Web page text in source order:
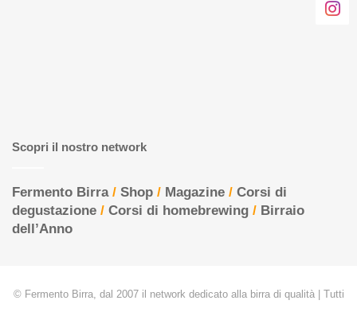
Scopri il nostro network
Fermento Birra/ Shop / Magazine / Corsi di
degustazione / Corsi di homebrewing / Birraio
dell’Anno
© Fermento Birra, dal 2007 il network dedicato alla birra di qualità | Tutti